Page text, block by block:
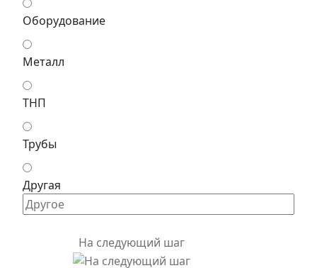
Оборудование
Металл
ТНП
Трубы
Другая
На следующий шаг